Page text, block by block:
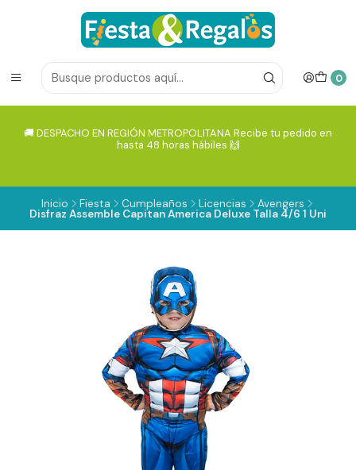
0
🚚 DESPACHO EN REGIÓN METROPOLITANA Recibe tu pedido en
hasta 48 horas hábiles 🙌
Inicio Fiesta Cumpleaños Licencias Avengers
Disfraz Assemble Capitan America Deluxe Talla 4/6 1 Uni